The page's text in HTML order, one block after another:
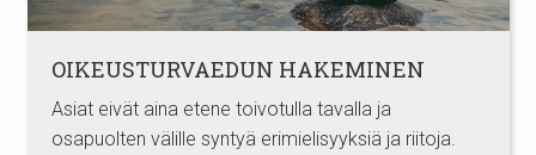
OIKEUSTURVAEDUN HAKEMINEN
Asiat eivät aina etene toivotulla tavalla ja
osapuolten välille syntyä erimielisyyksiä ja riitoja.